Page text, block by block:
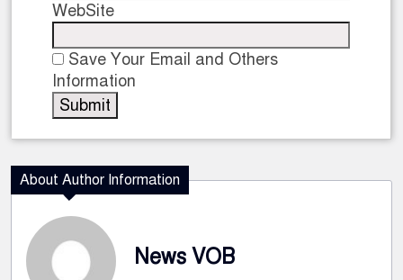
WebSite
Save Your Email and Others
Information
About Author Information
News VOB